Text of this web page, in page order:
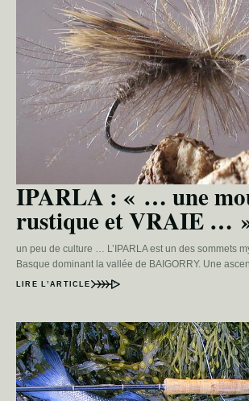
IPARLA : « … une
rustique et VRAIE …
un peu de culture … L’IPARLA est un des sommets
Basque dominant la vallée de BAIGORRY. Une
LIRE L’ARTICLE